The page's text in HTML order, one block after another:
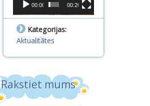
00:00 00:20
Kategorijas:
Aktualitātes
Rakstiet mums